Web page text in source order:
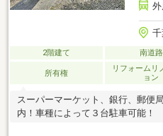
2階建て 南道路
所有権
リフォームリ
ョン
スーパーマーケット、銀行、郵便
内！車種によって３台駐車可能！